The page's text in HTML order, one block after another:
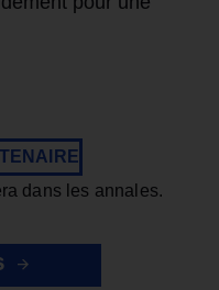
dans les annales.